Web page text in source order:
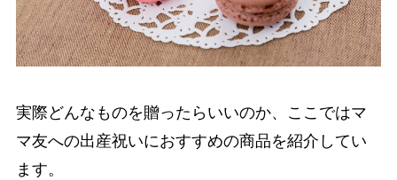
実際どんなものを贈ったらいいのか、ここではマ
マ友への出産祝いにおすすめの商品を紹介してい
ます。